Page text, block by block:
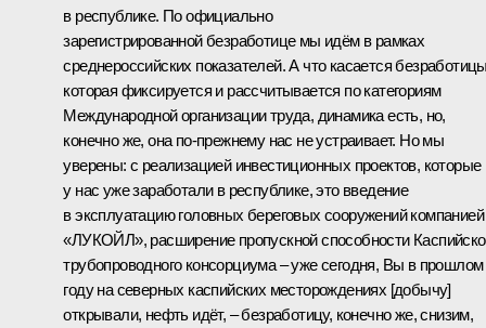
в республике. По официально
зарегистрированной безработице мы идём в рамках
среднероссийских показателей. А что касается
которая фиксируется и рассчитывается по категориям
Международной организации труда, динамика есть, но,
конечно же, она по‑прежнему нас не устраивает. Но мы
уверены: с реализацией инвестиционных проектов, которые
у нас уже заработали в республике, это введение
в эксплуатацию головных береговых сооружений компанией
«ЛУКОЙЛ», расширение пропускной способности
трубопроводного консорциума – уже сегодня, Вы в прошлом
году на северных каспийских месторождениях [добычу]
открывали, нефть идёт, – безработицу, конечно же, снизим,